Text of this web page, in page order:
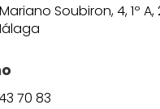
Soubiron, 4, 1º
70 83